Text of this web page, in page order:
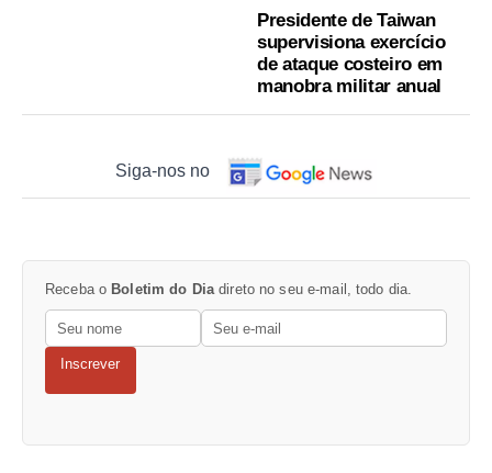
Presidente de Taiwan
supervisiona exercício
de ataque costeiro em
manobra militar anual
Siga-nos no
Receba o Boletim do Dia direto no seu e-mail, todo dia.
Inscrever